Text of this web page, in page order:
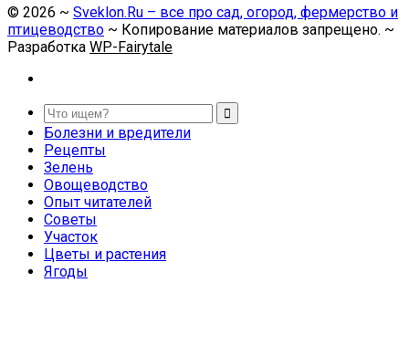
© 2026 ~ Sveklon.Ru – все про сад, огород, фермерство и
птицеводство ~ Копирование материалов запрещено. ~
Разработка WP-Fairytale
Болезни и вредители
Рецепты
Зелень
Овощеводство
Опыт читателей
Советы
Участок
Цветы и растения
Ягоды